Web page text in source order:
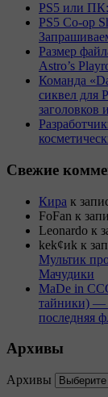
PS5 или
PS5 Co-op
Размер
Astro’s
Команда
сиквел для
заголовков
Свежие
Кира к
FoFan к
Leonardo к
kek¢иk к
Мультик
Мачудики
MaDe in
тайники) —
последняя
Архивы
Архивы